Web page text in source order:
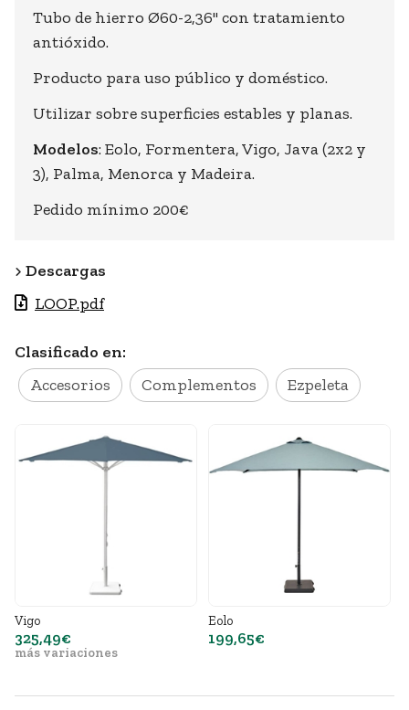
Tubo de hierro Ø60-2,36" con tratamiento
antióxido.
Producto para uso público y doméstico.
Utilizar sobre superficies estables y planas.
Modelos: Eolo, Formentera, Vigo, Java (2x2 y
3), Palma, Menorca y Madeira.
Pedido mínimo 200€
Descargas
LOOP.pdf
Clasificado en:
Accesorios
Complementos Ezpeleta
Vigo
325,49€
más variaciones
Eolo
199,65€